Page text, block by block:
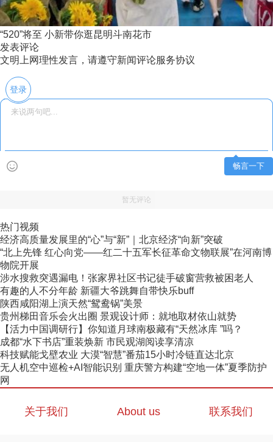
“520”将至 小新带你逛昆明斗南花市
发表评论
文明上网理性发言，请遵守新闻评论服务协议
登录
畅言一下
暂无评论
热门视频
经济高质量发展里的“心”与“新”｜北京经济“向新”突破
“北上先锋 红心向党——红二十五军长征革命文物联展”在河南博
物院开展
涉水搜救突遇漏电！张家界社区书记徒手破窗营救被困老人
有趣的人不分年龄 新疆大爷跳舞自带快乐buff
陕西咸阳湖上演天然“鸳鸯锅”美景
贵州梯田音乐会火出圈 景观设计师：就地取材依山就势
【活力中国调研行】你知道月球南极藏有“天然冰库 ”吗？
成都“水下书店”重装焕新 市民观湖阅读享清凉
科技赋能戈壁农业 大漠“智慧”番茄15小时冷链直达北京
无人机空中巡检+AI智能识别 重庆警方构建“空地一体”夏季防护
网
关于我们 About us 联系我们